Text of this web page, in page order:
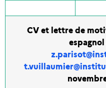
CV et lettre de
espagnol